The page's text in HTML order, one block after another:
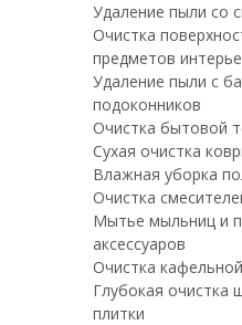
Удаление пыли со
Очистка
предметов
Удаление пыли с
подоконников
Очистка бытовой
Сухая очистка
Влажная уборка
Очистка
Мытье мыльниц и
аксессуаров
Очистка
Глубокая очистка
плитки